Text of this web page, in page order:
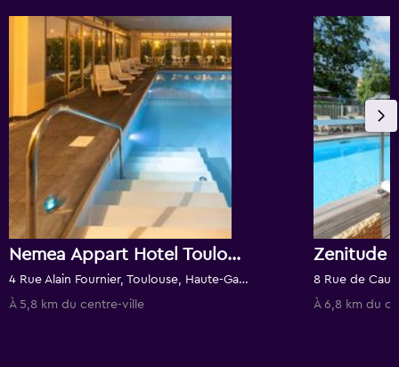
Nemea Appart Hotel Toulouse Aéroport
4 Rue Alain Fournier, Toulouse, Haute-Garonne, France
À 5,8 km du centre-ville
À 6,8 km du